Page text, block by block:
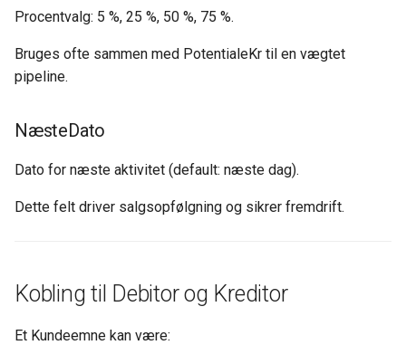
Procentvalg: 5 %, 25 %, 50 %, 75 %.
Bruges ofte sammen med PotentialeKr til en vægtet
pipeline.
NæsteDato
Dato for næste aktivitet (default: næste dag).
Dette felt driver salgsopfølgning og sikrer fremdrift.
Kobling til Debitor og Kreditor
Et Kundeemne kan være: